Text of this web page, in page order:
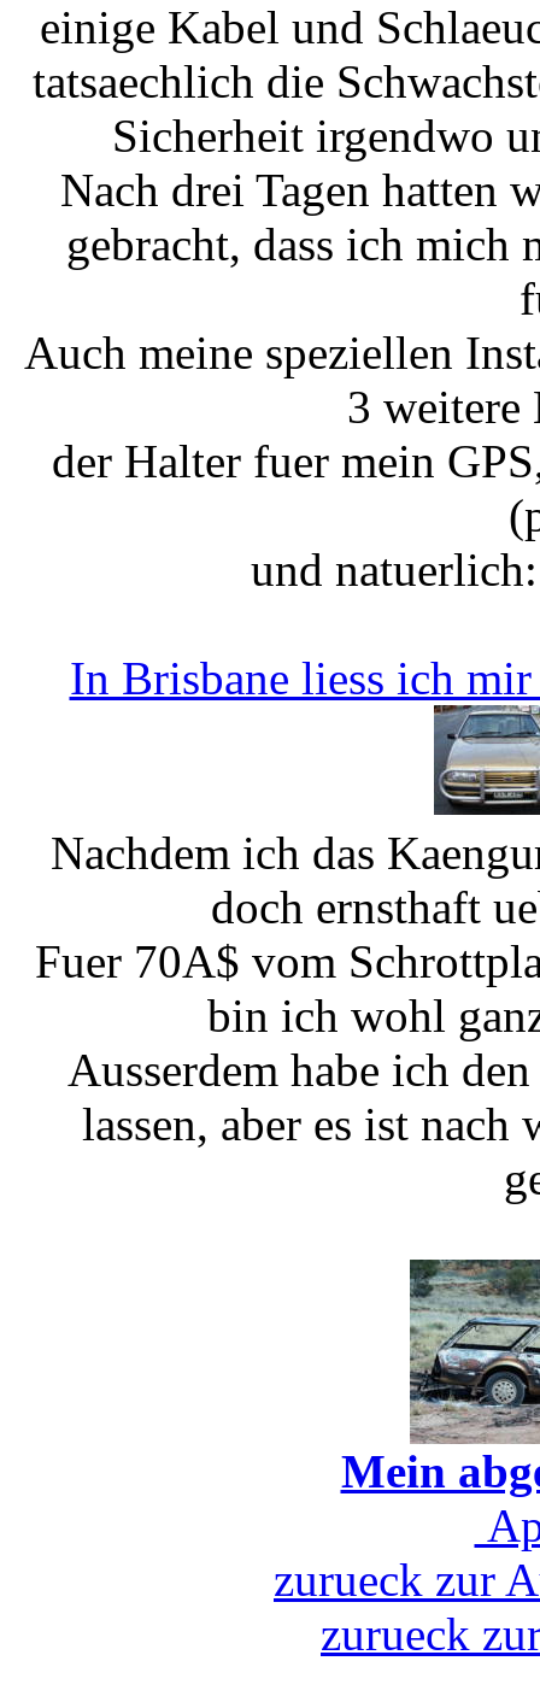
einige Kabel und
tatsaechlich die
Sicherheit irgendwo
Nach drei Tagen hatten
gebracht, dass ich mich
Auch meine speziellen
3 weitere
der Halter fuer mein
und
In Brisbane liess ich
Nachdem ich das
doch ernsthaft
Fuer 70A$ vom
bin ich wohl
Ausserdem habe ich
lassen, aber es ist
Mein
zurueck zur
zurueck